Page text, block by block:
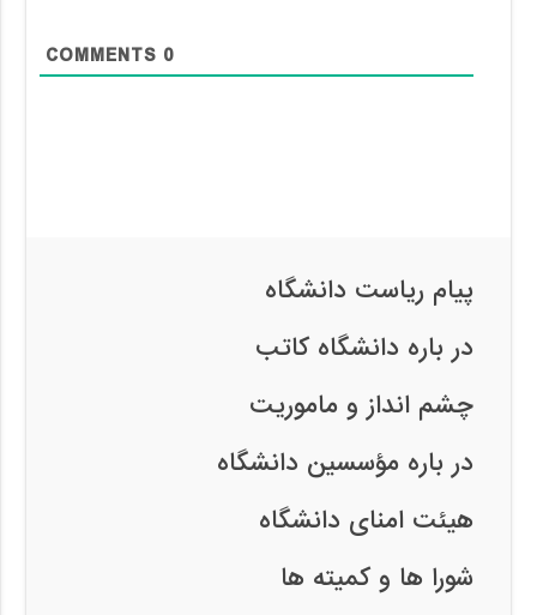
0
پیام ریاست دانشگاه
در باره دانشگاه کاتب
چشم انداز و ماموریت
در باره مؤسسین دانشگاه
هیئت امنای دانشگاه
شورا ها و کمیته ها